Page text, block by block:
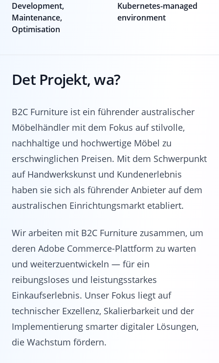
Development,
Maintenance,
Optimisation
Kubernetes-managed
environment
Det Projekt, wa?
B2C Furniture ist ein führender australischer
Möbelhändler mit dem Fokus auf stilvolle,
nachhaltige und hochwertige Möbel zu
erschwinglichen Preisen. Mit dem Schwerpunkt
auf Handwerkskunst und Kundenerlebnis
haben sie sich als führender Anbieter auf dem
australischen Einrichtungsmarkt etabliert.
Wir arbeiten mit B2C Furniture zusammen, um
deren Adobe Commerce-Plattform zu warten
und weiterzuentwickeln — für ein
reibungsloses und leistungsstarkes
Einkaufserlebnis. Unser Fokus liegt auf
technischer Exzellenz, Skalierbarkeit und der
Implementierung smarter digitaler Lösungen,
die Wachstum fördern.